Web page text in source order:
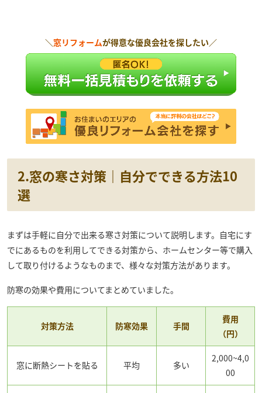
＼窓リフォームが得意な優良会社を探したい／
2.窓の寒さ対策｜自分でできる方法10
選
まずは手軽に自分で出来る寒さ対策について説明します。自宅にす
でにあるものを利用してできる対策から、ホームセンター等で購入
して取り付けるようなものまで、様々な対策方法があります。
防寒の効果や費用についてまとめていました。
対策方法 防寒効果 手間
費用
（円）
窓に断熱シートを貼る 平均 多い
2,000~4,0
00